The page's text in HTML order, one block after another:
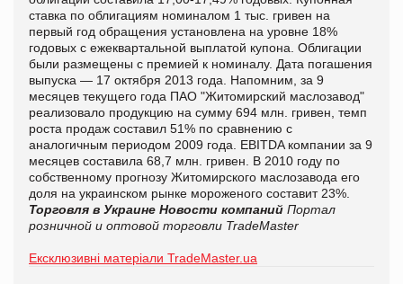
ставка по облигациям номиналом 1 тыс. гривен на
первый год обращения установлена на уровне 18%
годовых с ежеквартальной выплатой купона. Облигации
были размещены с премией к номиналу. Дата погашения
выпуска — 17 октября 2013 года. Напомним, за 9
месяцев текущего года ПАО "Житомирский маслозавод"
реализовало продукцию на сумму 694 млн. гривен, темп
роста продаж составил 51% по сравнению с
аналогичным периодом 2009 года. EBITDA компании за 9
месяцев составила 68,7 млн. гривен. В 2010 году по
собственному прогнозу Житомирского маслозавода его
доля на украинском рынке мороженого составит 23%.
Торговля в Украине Новости компаний Портал
розничной и оптовой торговли TradeMaster
Ексклюзивні матеріали TradeMaster.ua